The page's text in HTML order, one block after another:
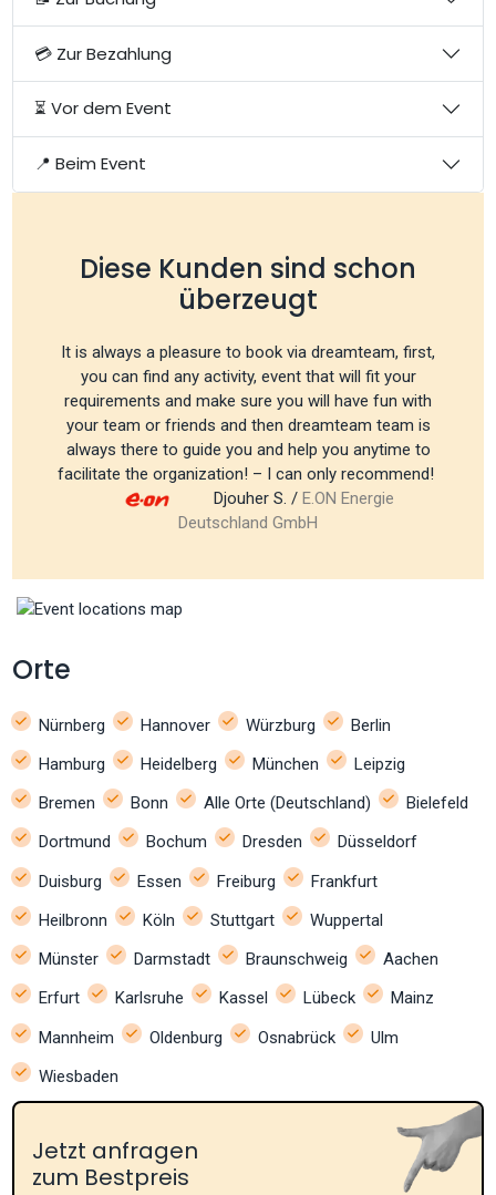
💳 Zur Bezahlung
⏳ Vor dem Event
📍 Beim Event
Diese Kunden sind schon
überzeugt
It is always a pleasure to book via dreamteam, first,
you can find any activity, event that will fit your
requirements and make sure you will have fun with
your team or friends and then dreamteam team is
always there to guide you and help you anytime to
facilitate the organization! – I can only recommend!
Djouher S. / E.ON Energie
Deutschland GmbH
Orte
Nürnberg Hannover Würzburg
Berlin
Hamburg
Heidelberg München
Leipzig
Bremen
Bonn Alle Orte (Deutschland)
Bielefeld
Dortmund
Bochum Dresden
Düsseldorf
Duisburg
Essen Freiburg
Frankfurt
Heilbronn
Köln Stuttgart
Wuppertal
Münster
Darmstadt Braunschweig
Aachen
Erfurt
Karlsruhe Kassel Lübeck
Mainz
Mannheim
Oldenburg Osnabrück
Ulm
Wiesbaden
Jetzt anfragen
zum Bestpreis